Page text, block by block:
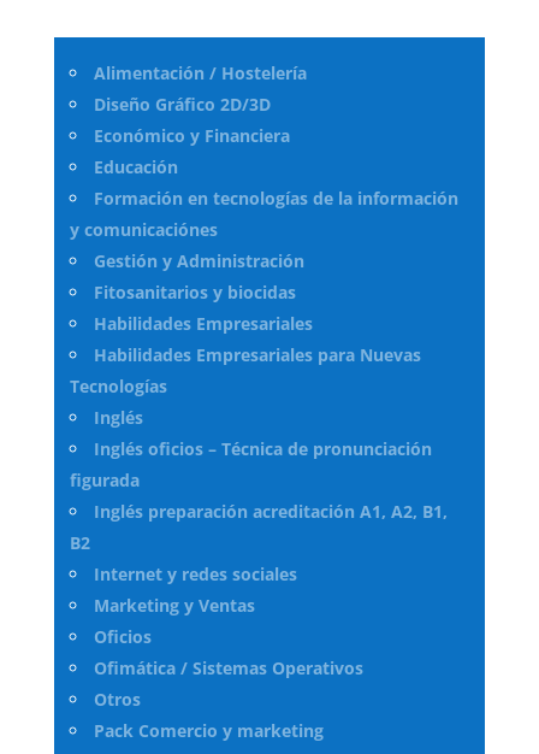
Alimentación / Hostelería
Diseño Gráfico 2D/3D
Económico y Financiera
Educación
Formación en tecnologías de la información
y comunicaciónes
Gestión y Administración
Fitosanitarios y biocidas
Habilidades Empresariales
Habilidades Empresariales para Nuevas
Tecnologías
Inglés
Inglés oficios – Técnica de pronunciación
figurada
Inglés preparación acreditación A1, A2, B1,
B2
Internet y redes sociales
Marketing y Ventas
Oficios
Ofimática / Sistemas Operativos
Otros
Pack Comercio y marketing